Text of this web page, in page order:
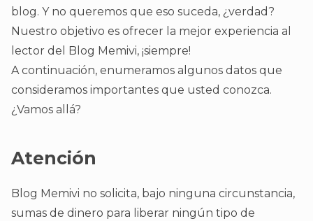
blog. Y no queremos que eso suceda, ¿verdad?
Nuestro objetivo es ofrecer la mejor experiencia al
lector del Blog Memivi, ¡siempre!
A continuación, enumeramos algunos datos que
consideramos importantes que usted conozca.
¿Vamos allá?
Atención
Blog Memivi no solicita, bajo ninguna circunstancia,
sumas de dinero para liberar ningún tipo de